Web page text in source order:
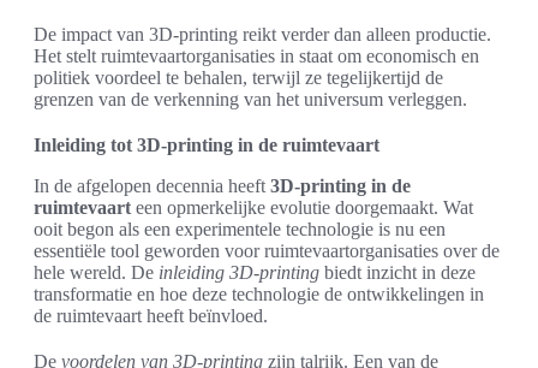
De impact van 3D-printing reikt verder dan alleen productie.
Het stelt ruimtevaartorganisaties in staat om economisch en
politiek voordeel te behalen, terwijl ze tegelijkertijd de
grenzen van de verkenning van het universum verleggen.
Inleiding tot 3D-printing in de ruimtevaart
In de afgelopen decennia heeft 3D-printing in de
ruimtevaart een opmerkelijke evolutie doorgemaakt. Wat
ooit begon als een experimentele technologie is nu een
essentiële tool geworden voor ruimtevaartorganisaties over de
hele wereld. De inleiding 3D-printing biedt inzicht in deze
transformatie en hoe deze technologie de ontwikkelingen in
de ruimtevaart heeft beïnvloed.
De voordelen van 3D-printing zijn talrijk. Een van de